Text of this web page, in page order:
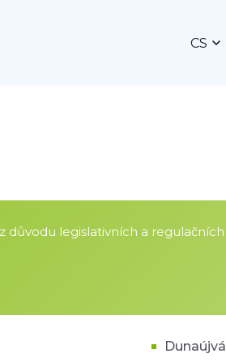
CS
důvodu legislativních a